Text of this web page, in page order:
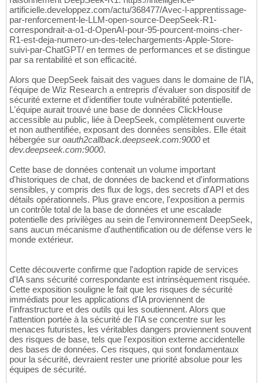
artificielle.developpez.com/actu/368477/Avec-l-apprentissage-
par-renforcement-le-LLM-open-source-DeepSeek-R1-
correspondrait-a-o1-d-OpenAI-pour-95-pourcent-moins-cher-
R1-est-deja-numero-un-des-telechargements-Apple-Store-
suivi-par-ChatGPT/ en termes de performances et se distingue
par sa rentabilité et son efficacité.
Alors que DeepSeek faisait des vagues dans le domaine de l'IA,
l'équipe de Wiz Research a entrepris d'évaluer son dispositif de
sécurité externe et d'identifier toute vulnérabilité potentielle.
L'équipe aurait trouvé une base de données ClickHouse
accessible au public, liée à DeepSeek, complètement ouverte
et non authentifiée, exposant des données sensibles. Elle était
hébergée sur oauth2callback.deepseek.com:9000et
dev.deepseek.com:9000.
Cette base de données contenait un volume important
d'historiques de chat, de données de backend et d'informations
sensibles, y compris des flux de logs, des secrets d'API et des
détails opérationnels. Plus grave encore, l'exposition a permis
un contrôle total de la base de données et une escalade
potentielle des privilèges au sein de l'environnement DeepSeek,
sans aucun mécanisme d'authentification ou de défense vers le
monde extérieur.
Cette découverte confirme que l'adoption rapide de services
d'IA sans sécurité correspondante est intrinsèquement risquée.
Cette exposition souligne le fait que les risques de sécurité
immédiats pour les applications d'IA proviennent de
l'infrastructure et des outils qui les soutiennent. Alors que
l'attention portée à la sécurité de l'IA se concentre sur les
menaces futuristes, les véritables dangers proviennent souvent
des risques de base, tels que l'exposition externe accidentelle
des bases de données. Ces risques, qui sont fondamentaux
pour la sécurité, devraient rester une priorité absolue pour les
équipes de sécurité.